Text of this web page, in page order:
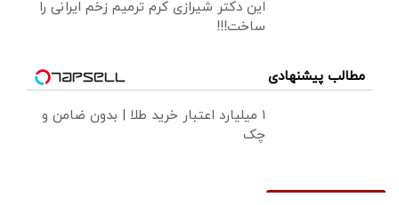
این دکتر شیرازی کرم ترمیم زخم ایرانی را
ساخت!!!
مطالب پیشنهادی
۱ میلیارد اعتبار خرید طلا | بدون ضامن و
چک